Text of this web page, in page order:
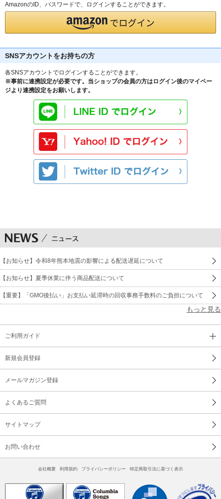
AmazonのID、パスワードで、ログインすることができます。
SNSアカウントをお持ちの方
各SNSアカウントでログインすることができます。
※事前に連携設定が必要です。当ショップの会員の方はログイン後のマイペー
ジより連携設定をお願いします。
【お知らせ】令和8年熊本地震の影響による配送遅延について
【お知らせ】夏季休業に伴う商品配送について
【重要】「GMO後払い」お支払い延滞時の回収事務手数料のご負担について
もっと見る
ご利用ガイド
新規会員登録
メールマガジン登録
よくあるご質問
サイトマップ
お問い合わせ
会社概要 利用規約 プライバシーポリシー 特定商取引法に基づく表示